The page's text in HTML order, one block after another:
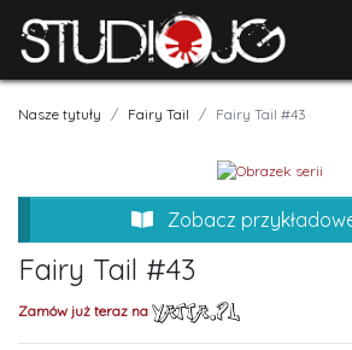
Nasze tytuły Fairy Tail Fairy Tail #43
Zobacz
Fairy Tail #43
Zamów już teraz na